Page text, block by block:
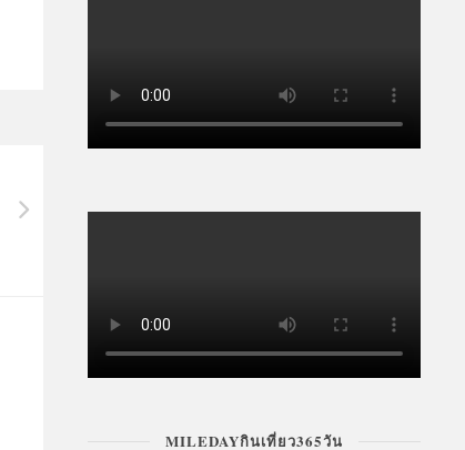
MILEDAYกินเที่ยว365วัน